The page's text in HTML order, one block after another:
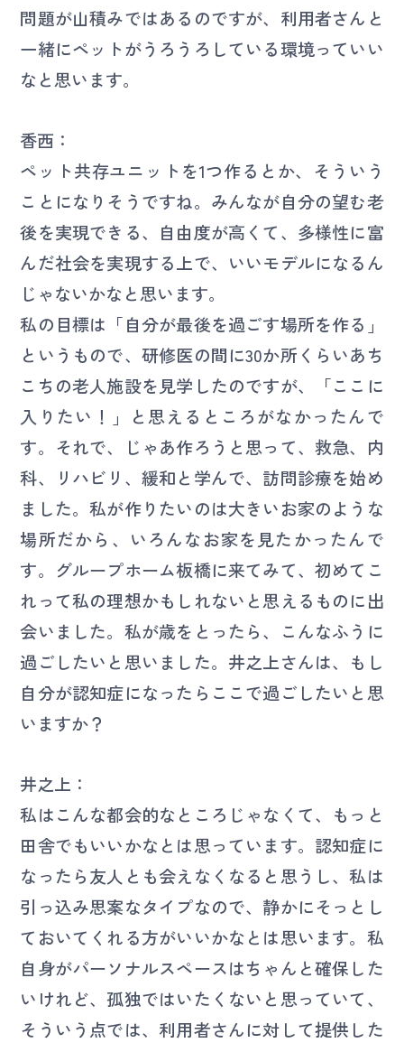
問題が山積みではあるのですが、利用者さんと
一緒にペットがうろうろしている環境っていい
なと思います。
香西：
ペット共存ユニットを1つ作るとか、そういう
ことになりそうですね。みんなが自分の望む老
後を実現できる、自由度が高くて、多様性に富
んだ社会を実現する上で、いいモデルになるん
じゃないかなと思います。
私の目標は「自分が最後を過ごす場所を作る」
というもので、研修医の間に30か所くらいあち
こちの老人施設を見学したのですが、「ここに
入りたい！」と思えるところがなかったんで
す。それで、じゃあ作ろうと思って、救急、内
科、リハビリ、緩和と学んで、訪問診療を始め
ました。私が作りたいのは大きいお家のような
場所だから、いろんなお家を見たかったんで
す。グループホーム板橋に来てみて、初めてこ
れって私の理想かもしれないと思えるものに出
会いました。私が歳をとったら、こんなふうに
過ごしたいと思いました。井之上さんは、もし
自分が認知症になったらここで過ごしたいと思
いますか？
井之上：
私はこんな都会的なところじゃなくて、もっと
田舎でもいいかなとは思っています。認知症に
なったら友人とも会えなくなると思うし、私は
引っ込み思案なタイプなので、静かにそっとし
ておいてくれる方がいいかなとは思います。私
自身がパーソナルスペースはちゃんと確保した
いけれど、孤独ではいたくないと思っていて、
そういう点では、利用者さんに対して提供した